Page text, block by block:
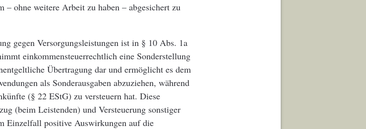
– ohne weitere Arbeit zu haben – abgesichert zu
gegen Versorgungsleistungen ist in § 10 Abs. 1a
einkommensteuerrechtlich eine Sonderstellung
Übertragung dar und ermöglicht es dem
als Sonderausgaben abzuziehen, während
(§ 22 EStG) zu versteuern hat. Diese
(beim Leistenden) und Versteuerung sonstiger
Einzelfall positive Auswirkungen auf die